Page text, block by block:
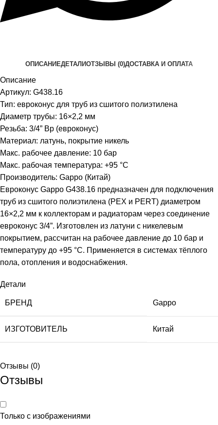
ОПИСАНИЕДЕТАЛИОТЗЫВЫ (0)ДОСТАВКА И ОПЛАТА
Описание
Артикул: G438.16
Тип: евроконус для труб из сшитого полиэтилена
Диаметр трубы: 16×2,2 мм
Резьба: 3/4” Вр (евроконус)
Материал: латунь, покрытие никель
Макс. рабочее давление: 10 бар
Макс. рабочая температура: +95 °C
Производитель: Gappo (Китай)
Евроконус Gappo G438.16 предназначен для подключения
труб из сшитого полиэтилена (PEX и PERT) диаметром
16×2,2 мм к коллекторам и радиаторам через соединение
евроконус 3/4”. Изготовлен из латуни с никелевым
покрытием, рассчитан на рабочее давление до 10 бар и
температуру до +95 °C. Применяется в системах тёплого
пола, отопления и водоснабжения.
Детали
БРЕНД Gappo
ИЗГОТОВИТЕЛЬ Китай
Отзывы (0)
Отзывы
Только с изображениями